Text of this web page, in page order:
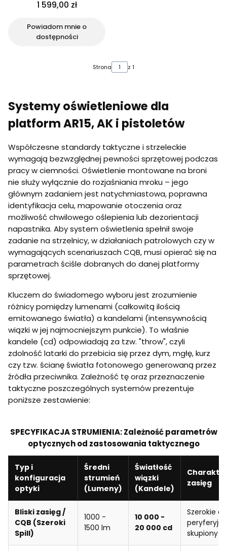
1 599,00 zł
Powiadom mnie o
dostępności
Strona z 1
Systemy oświetleniowe dla
platform AR15, AK i pistoletów
Współczesne standardy taktyczne i strzeleckie
wymagają bezwzględnej pewności sprzętowej podczas
pracy w ciemności. Oświetlenie montowane na broni
nie służy wyłącznie do rozjaśniania mroku – jego
głównym zadaniem jest natychmiastowa, poprawna
identyfikacja celu, mapowanie otoczenia oraz
możliwość chwilowego oślepienia lub dezorientacji
napastnika. Aby system oświetlenia spełnił swoje
zadanie na strzelnicy, w działaniach patrolowych czy w
wymagających scenariuszach CQB, musi opierać się na
parametrach ściśle dobranych do danej platformy
sprzętowej.
Kluczem do świadomego wyboru jest zrozumienie
różnicy pomiędzy lumenami (całkowitą ilością
emitowanego światła) a kandelami (intensywnością
wiązki w jej najmocniejszym punkcie). To właśnie
kandele (cd) odpowiadają za tzw. "throw", czyli
zdolność latarki do przebicia się przez dym, mgłę, kurz
czy tzw. ścianę światła fotonowego generowaną przez
źródła przeciwnika. Zależność tę oraz przeznaczenie
taktyczne poszczególnych systemów prezentuje
poniższe zestawienie:
SPECYFIKACJA STRUMIENIA: Zależność parametrów
optycznych od zastosowania taktycznego
Typ i
konfiguracja
optyki
Średni
strumień
(Lumeny)
Światłość
wiązki
(Kandele)
zasięg
Bliski zasięg /
CQB (Szeroki
Spill)
1000 -
1500 lm
10 000 -
20 000 cd
Szerokie
skupiony